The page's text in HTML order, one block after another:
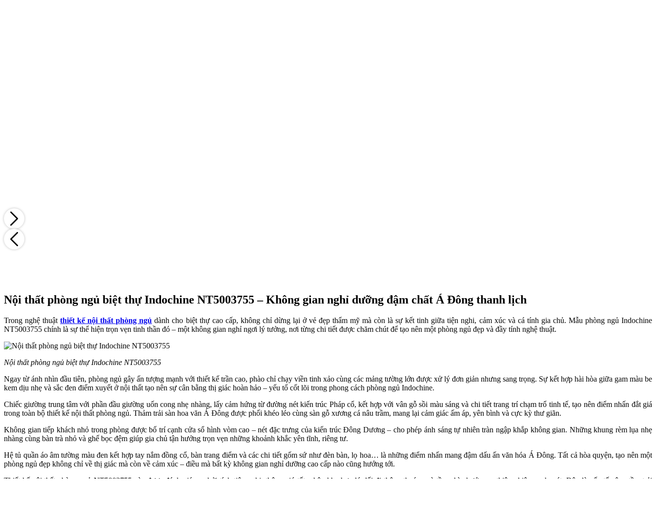
Nội thất phòng ngủ biệt thự Indochine NT5003755 – Không gian nghỉ dưỡng đậm chất Á Đông thanh lịch
Trong nghệ thuậtthiết kế nội thất phòng ngủ dành cho biệt thự cao cấp, không chỉ dừng lại ở vẻ đẹp thẩm mỹ mà còn là sự kết tinh giữa tiện nghi, cảm xúc và cá tính gia chủ. Mẫu phòng ngủ Indochine
NT5003755 chính là sự thể hiện trọn vẹn tinh thần đó – một không gian nghỉ ngơi lý tưởng, nơi từng chi tiết được chăm chút để tạo nên một phòng ngủ đẹp và đầy tính nghệ thuật.
Nội thất phòng ngủ biệt thự Indochine NT5003755
Ngay từ ánh nhìn đầu tiên, phòng ngủ gây ấn tượng mạnh với thiết kế trần cao, phào chỉ chạy viền tinh xảo cùng các mảng tường lớn được xử lý đơn giản nhưng sang trọng. Sự kết hợp hài hòa giữa gam màu be
kem dịu nhẹ và sắc đen điểm xuyết ở nội thất tạo nên sự cân bằng thị giác hoàn hảo – yếu tố cốt lõi trong phong cách phòng ngủ Indochine.
Chiếc giường trung tâm với phần đầu giường uốn cong nhẹ nhàng, lấy cảm hứng từ đường nét kiến trúc Pháp cổ, kết hợp với vân gỗ sồi màu sáng và chi tiết trang trí chạm trổ tinh tế, tạo nên điểm nhấn đắt giá
trong toàn bộ thiết kế nội thất phòng ngủ. Thảm trải sàn hoa văn Á Đông được phối khéo léo cùng sàn gỗ xương cá nâu trầm, mang lại cảm giác ấm áp, yên bình và cực kỳ thư giãn.
Không gian tiếp khách nhỏ trong phòng được bố trí cạnh cửa sổ hình vòm cao – nét đặc trưng của kiến trúc Đông Dương – cho phép ánh sáng tự nhiên tràn ngập khắp không gian. Những khung rèm lụa nhẹ
nhàng cùng bàn trà nhỏ và ghế bọc đệm giúp gia chủ tận hưởng trọn vẹn những khoảnh khắc yên tĩnh, riêng tư.
Hệ tủ quần áo âm tường màu đen kết hợp tay nắm đồng cổ, bàn trang điểm và các chi tiết gốm sứ như đèn bàn, lọ hoa… là những điểm nhấn mang đậm dấu ấn văn hóa Á Đông. Tất cả hòa quyện, tạo nên một
phòng ngủ đẹp không chỉ về thị giác mà còn về cảm xúc – điều mà bất kỳ không gian nghỉ dưỡng cao cấp nào cũng hướng tới.
Thiết kế nội thất phòng ngủ NT5003755 còn được đánh giá cao bởi tính tiện nghi: thông gió tốt, phân khu hợp lý, lối đi thông thoáng và tầm nhìn hướng ra thiên nhiên xanh mát. Đây là yếu tố nâng tầm trải